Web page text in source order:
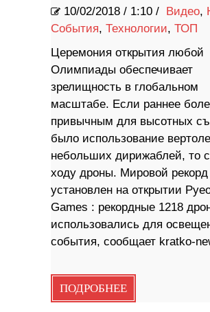
10/02/2018 / 1:10 / Видео,
События, Технологии, ТОП
Церемония открытия любой
Олимпиады обеспечивает
зрелищность в глобальном
масштабе. Если раннее
привычным для высотных
было использование
небольших дирижаблей, то
ходу дроны. Мировой
установлен на открытии
Games : рекордные 1218
использовались для
события, сообщает kratko-
ПОДРОБНЕЕ